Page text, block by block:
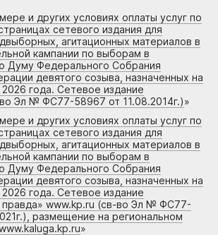
и других условиях оплаты услуг по
сетевого издания для
агитационных материалов в
кампании по выборам в
Думу Федерального Собрания
девятого созыва, назначенных на
года. Сетевое издание
Эл № ФС77-58967 от 11.08.2014г.)»
и других условиях оплаты услуг по
сетевого издания для
агитационных материалов в
кампании по выборам в
Думу Федерального Собрания
девятого созыва, назначенных на
года. Сетевое издание
правда» www.kp.ru (св-во Эл № ФС77-
размещение на региональном
»